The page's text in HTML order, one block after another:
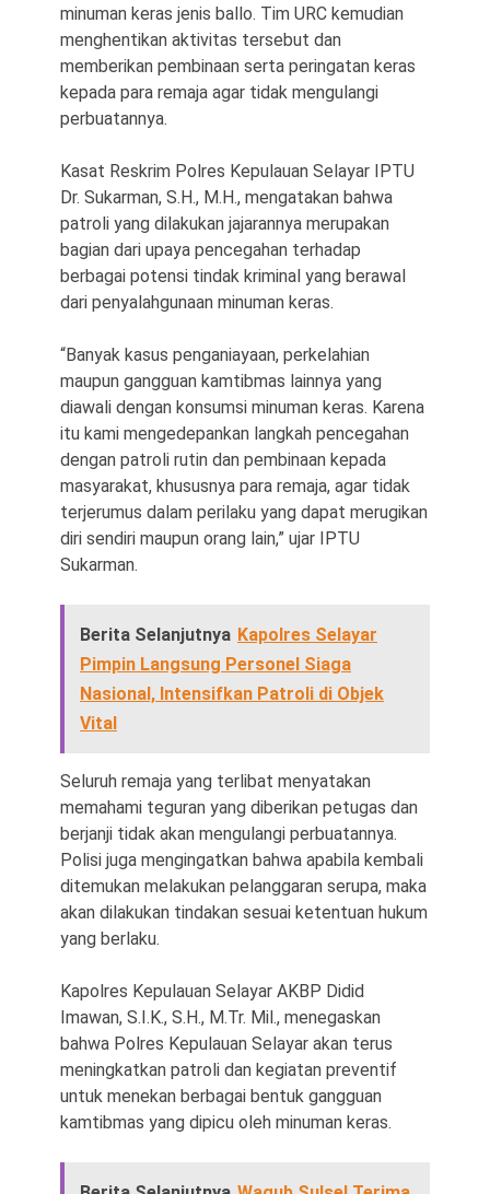
minuman keras jenis ballo. Tim URC kemudian
menghentikan aktivitas tersebut dan
memberikan pembinaan serta peringatan keras
kepada para remaja agar tidak mengulangi
perbuatannya.
Kasat Reskrim Polres Kepulauan Selayar IPTU
Dr. Sukarman, S.H., M.H., mengatakan bahwa
patroli yang dilakukan jajarannya merupakan
bagian dari upaya pencegahan terhadap
berbagai potensi tindak kriminal yang berawal
dari penyalahgunaan minuman keras.
“Banyak kasus penganiayaan, perkelahian
maupun gangguan kamtibmas lainnya yang
diawali dengan konsumsi minuman keras. Karena
itu kami mengedepankan langkah pencegahan
dengan patroli rutin dan pembinaan kepada
masyarakat, khususnya para remaja, agar tidak
terjerumus dalam perilaku yang dapat merugikan
diri sendiri maupun orang lain,” ujar IPTU
Sukarman.
Berita Selanjutnya Kapolres Selayar
Pimpin Langsung Personel Siaga
Nasional, Intensifkan Patroli di Objek
Vital
Seluruh remaja yang terlibat menyatakan
memahami teguran yang diberikan petugas dan
berjanji tidak akan mengulangi perbuatannya.
Polisi juga mengingatkan bahwa apabila kembali
ditemukan melakukan pelanggaran serupa, maka
akan dilakukan tindakan sesuai ketentuan hukum
yang berlaku.
Kapolres Kepulauan Selayar AKBP Didid
Imawan, S.I.K., S.H., M.Tr. Mil., menegaskan
bahwa Polres Kepulauan Selayar akan terus
meningkatkan patroli dan kegiatan preventif
untuk menekan berbagai bentuk gangguan
kamtibmas yang dipicu oleh minuman keras.